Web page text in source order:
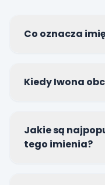
Co oznacza
słowa
Kiedy Iwona
Iwony w Polsce są
Jakie są
tego imienia?